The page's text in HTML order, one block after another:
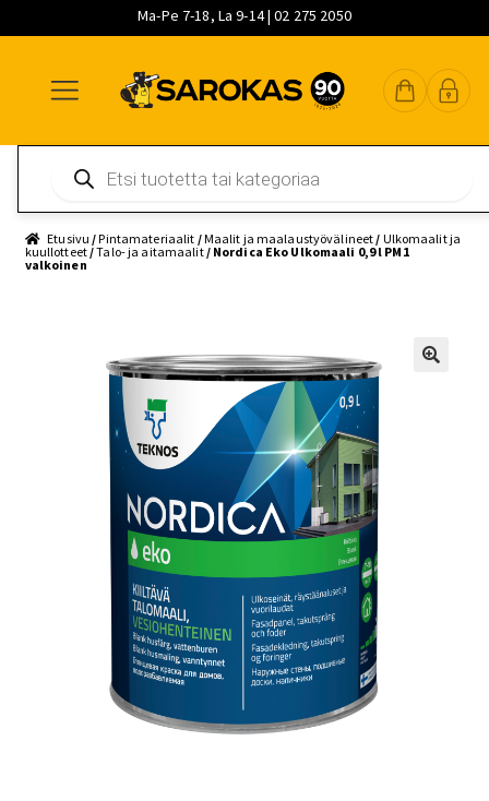
Ma-Pe 7-18, La 9-14 | 02 275 2050
navigointiin
sisältöön
pääsisältöön
search
Etusivu /Pintamateriaalit /Maalit ja maalaustyövälineet / Ulkomaalit ja
kuullotteet/Talo- ja aitamaalit/ Nordica Eko Ulkomaali 0,9 l PM1
valkoinen